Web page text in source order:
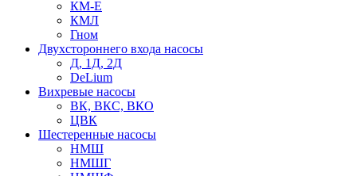
КМ-Е
КМЛ
Гном
Двухстороннего входа насосы
Д, 1Д, 2Д
DeLium
Вихревые насосы
ВК, ВКС, ВКО
ЦВК
Шестеренные насосы
НМШ
НМШГ